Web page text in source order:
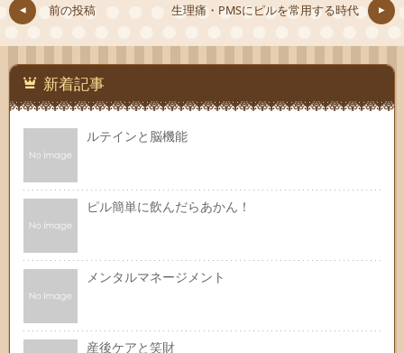
前の投稿 生理痛・PMSにピルを常用する時代
新着記事
ルテインと脳機能
ピル簡単に飲んだらあかん！
メンタルマネージメント
産後ケアと笑財